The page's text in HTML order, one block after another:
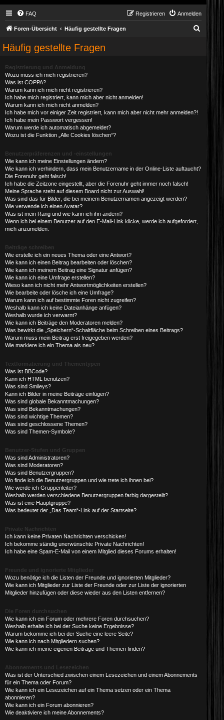
FAQ Anmelden
Registrieren
Foren-Übersicht Häufig gestellte Fragen
Häufig gestellte Fragen
Registrierung und Anmeldung
Wozu muss ich mich registrieren?
Was ist COPPA?
Warum kann ich mich nicht registrieren?
Ich habe mich registriert, kann mich aber nicht anmelden!
Warum kann ich mich nicht anmelden?
Ich habe mich vor einiger Zeit registriert, kann mich aber nicht mehr anmelden?!
Ich habe mein Passwort vergessen!
Warum werde ich automatisch abgemeldet?
Wozu ist die Funktion „Alle Cookies löschen“?
Benutzerpräferenzen und -einstellungen
Wie kann ich meine Einstellungen ändern?
Wie kann ich verhindern, dass mein Benutzername in der Online-Liste auftaucht?
Die Forenuhr geht falsch!
Ich habe die Zeitzone eingestellt, aber die Forenuhr geht immer noch falsch!
Meine Sprache steht auf diesem Board nicht zur Auswahl!
Was sind das für Bilder, die bei meinem Benutzernamen angezeigt werden?
Wie verwende ich einen Avatar?
Was ist mein Rang und wie kann ich ihn ändern?
Wenn ich bei einem Benutzer auf den E-Mail-Link klicke, werde ich aufgefordert,
mich anzumelden.
Beiträge schreiben
Wie erstelle ich ein neues Thema oder eine Antwort?
Wie kann ich einen Beitrag bearbeiten oder löschen?
Wie kann ich meinem Beitrag eine Signatur anfügen?
Wie kann ich eine Umfrage erstellen?
Wieso kann ich nicht mehr Antwortmöglichkeiten erstellen?
Wie bearbeite oder lösche ich eine Umfrage?
Warum kann ich auf bestimmte Foren nicht zugreifen?
Weshalb kann ich keine Dateianhänge anfügen?
Weshalb wurde ich verwarnt?
Wie kann ich Beiträge den Moderatoren melden?
Was bewirkt die „Speichern“-Schaltfläche beim Schreiben eines Beitrags?
Warum muss mein Beitrag erst freigegeben werden?
Wie markiere ich ein Thema als neu?
Textformatierung und Thementypen
Was ist BBCode?
Kann ich HTML benutzen?
Was sind Smileys?
Kann ich Bilder in meine Beiträge einfügen?
Was sind globale Bekanntmachungen?
Was sind Bekanntmachungen?
Was sind wichtige Themen?
Was sind geschlossene Themen?
Was sind Themen-Symbole?
Benutzer-Stufen und Gruppen
Was sind Administratoren?
Was sind Moderatoren?
Was sind Benutzergruppen?
Wo finde ich die Benutzergruppen und wie trete ich ihnen bei?
Wie werde ich Gruppenleiter?
Weshalb werden verschiedene Benutzergruppen farbig dargestellt?
Was ist eine Hauptgruppe?
Was bedeutet der „Das Team“-Link auf der Startseite?
Private Nachrichten
Ich kann keine Privaten Nachrichten verschicken!
Ich bekomme ständig unerwünschte Private Nachrichten!
Ich habe eine Spam-E-Mail von einem Mitglied dieses Forums erhalten!
Freunde und ignorierte Mitglieder
Wozu benötige ich die Listen der Freunde und ignorierten Mitglieder?
Wie kann ich Mitglieder zur Liste der Freunde oder zur Liste der ignorierten
Mitglieder hinzufügen oder diese wieder aus den Listen entfernen?
Die Foren durchsuchen
Wie kann ich ein Forum oder mehrere Foren durchsuchen?
Weshalb erhalte ich bei der Suche keine Ergebnisse?
Warum bekomme ich bei der Suche eine leere Seite?
Wie kann ich nach Mitgliedern suchen?
Wie kann ich meine eigenen Beiträge und Themen finden?
Abonnements und Lesezeichen
Was ist der Unterschied zwischen einem Lesezeichen und einem Abonnements
für ein Thema oder Forum?
Wie kann ich ein Lesezeichen auf ein Thema setzen oder ein Thema
abonnieren?
Wie kann ich ein Forum abonnieren?
Wie deaktiviere ich meine Abonnements?